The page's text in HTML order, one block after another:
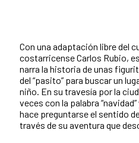
Con una adaptación libre del
costarricense Carlos Rubio,
narra la historia de unas
del “pasito” para buscar un
niño. En su travesía por la
veces con la palabra
hace preguntarse el sentido
través de su aventura que